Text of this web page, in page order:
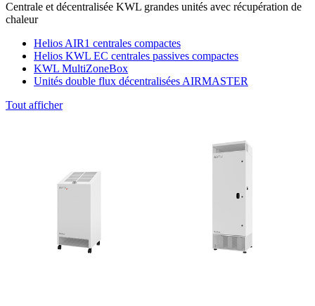
Centrale et décentralisée KWL grandes unités avec récupération de
chaleur
Helios AIR1 centrales compactes
Helios KWL EC centrales passives compactes
KWL MultiZoneBox
Unités double flux décentralisées AIRMASTER
Tout afficher